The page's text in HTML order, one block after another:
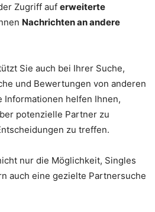
Zugriff auf erweiterte
Nachrichten an andere
Sie auch bei Ihrer Suche,
und Bewertungen von anderen
helfen Ihnen,
potenzielle Partner zu
zu treffen.
nur die Möglichkeit, Singles
auch eine gezielte Partnersuche